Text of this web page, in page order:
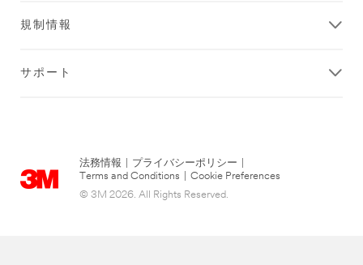
規制情報
サポート
法務情報 プライバシーポリシー
Terms and Conditions
Cookie Preferences
© 3M 2026. All Rights Reserved.